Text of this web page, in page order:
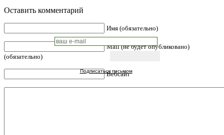
Подписаться письмом
Оставить комментарий
Имя (обязательно)
Mail (не будет опубликовано)
(обязательно)
Вебсайт